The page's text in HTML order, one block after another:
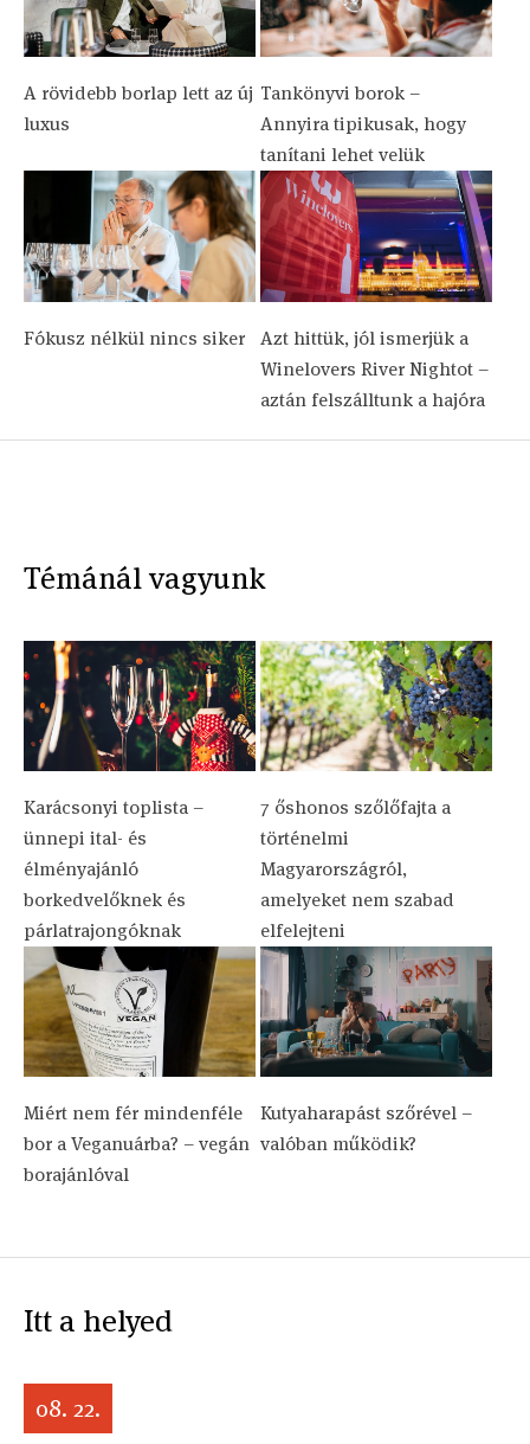
A rövidebb borlap lett az új
luxus
Tankönyvi borok –
Annyira tipikusak, hogy
tanítani lehet velük
Fókusz nélkül nincs siker
Azt hittük, jól ismerjük a
Winelovers River Nightot –
aztán felszálltunk a hajóra
Témánál vagyunk
Karácsonyi toplista –
ünnepi ital- és
élményajánló
borkedvelőknek és
párlatrajongóknak
7 őshonos szőlőfajta a
történelmi
Magyarországról,
amelyeket nem szabad
elfelejteni
Miért nem fér mindenféle
bor a Veganuárba? – vegán
borajánlóval
Kutyaharapást szőrével –
valóban működik?
Itt a helyed
08. 22.